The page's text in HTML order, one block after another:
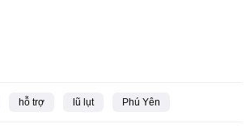
hỗ trợ lũ lụt Phú Yên